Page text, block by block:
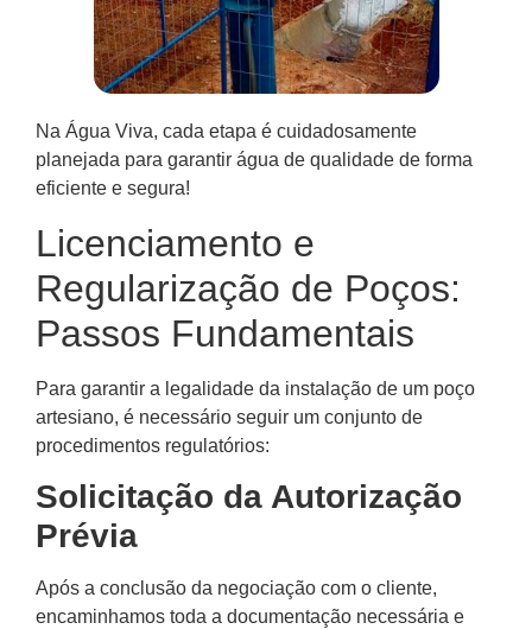
Na Água Viva, cada etapa é cuidadosamente
planejada para garantir água de qualidade de forma
eficiente e segura!
Licenciamento e
Regularização de Poços:
Passos Fundamentais
Para garantir a legalidade da instalação de um poço
artesiano, é necessário seguir um conjunto de
procedimentos regulatórios:
Solicitação da Autorização
Prévia
Após a conclusão da negociação com o cliente,
encaminhamos toda a documentação necessária e